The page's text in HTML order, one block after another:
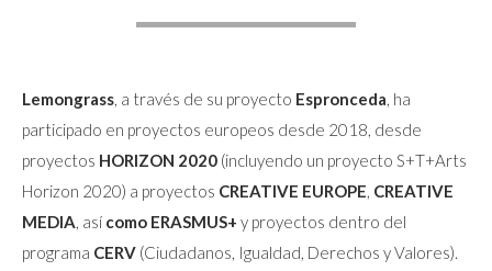
Lemongrass, a través de su proyecto Espronceda, ha
participado en proyectos europeos desde 2018, desde
proyectos HORIZON 2020 (incluyendo un proyecto S+T+Arts
Horizon 2020) a proyectos CREATIVE EUROPE, CREATIVE
MEDIA, así como ERASMUS+ y proyectos dentro del
programa CERV (Ciudadanos, Igualdad, Derechos y Valores).